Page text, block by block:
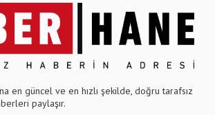
en güncel ve en hızlı şekilde, doğru tarafsız
paylaşır.